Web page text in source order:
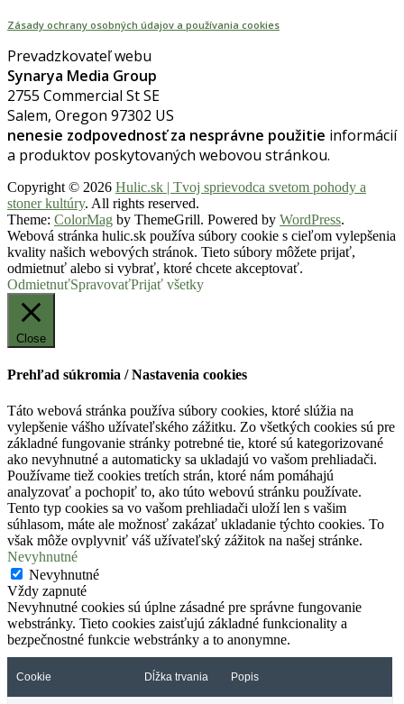
Zásady ochrany osobných údajov a používania cookies
Prevadzkovateľ webu
Synarya Media Group
2755 Commercial St SE
Salem, Oregon 97302 US
nenesie zodpovednosť za nesprávne použitie informácií
a produktov poskytovaných webovou stránkou.
Copyright © 2026 Hulic.sk | Tvoj sprievodca svetom pohody a
stoner kultúry. All rights reserved.
Theme: ColorMag by ThemeGrill. Powered by WordPress.
Webová stránka hulic.sk používa súbory cookie s cieľom vylepšenia
kvality našich webových stránok. Tieto súbory môžete prijať,
odmietnuť alebo si vybrať, ktoré chcete akceptovať.
OdmietnuťSpravovaťPrijať všetky
Close
Prehľad súkromia / Nastavenia cookies
Táto webová stránka používa súbory cookies, ktoré slúžia na
vylepšenie vášho užívateľského zážitku. Zo všetkých cookies sú pre
základné fungovanie stránky potrebné tie, ktoré sú kategorizované
ako nevyhnutné a automaticky sa ukladajú vo vašom prehliadači.
Používame tiež cookies tretích strán, ktoré nám pomáhajú
analyzovať a pochopiť to, ako túto webovú stránku používate.
Tento typ cookies sa vo vašom prehliadači uloží len s vašim
súhlasom, máte ale možnosť zakázať ukladanie týchto cookies. To
však môže ovplyvniť váš užívateľský zážitok na našej stránke.
Nevyhnutné
Nevyhnutné
Vždy zapnuté
Nevyhnutné cookies sú úplne zásadné pre správne fungovanie
webstránky. Tieto cookies zaisťujú základné funkcionality a
bezpečnostné funkcie webstránky a to anonymne.
Cookie Dĺžka trvania Popis